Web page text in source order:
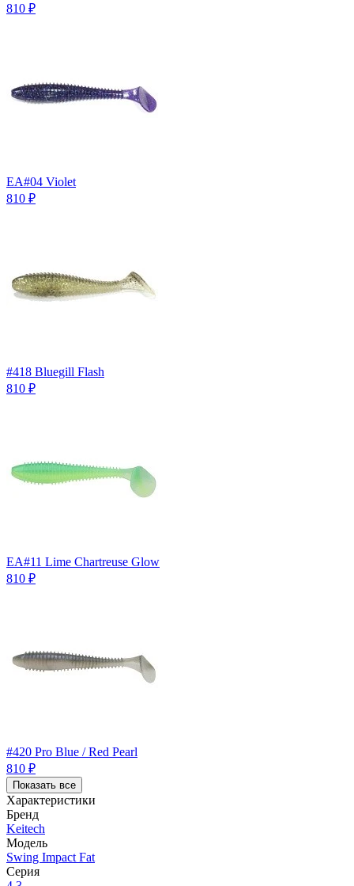
810 ₽
EA#04 Violet
810 ₽
#418 Bluegill Flash
810 ₽
EA#11 Lime Chartreuse Glow
810 ₽
#420 Pro Blue / Red Pearl
810 ₽
Показать все
Характеристики
Бренд
Keitech
Модель
Swing Impact Fat
Серия